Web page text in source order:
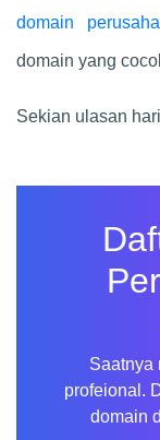
domain
domain yang
Sekian ulasan
Saatnya
profeional.
domain
Refida Fauzia
Baru saja